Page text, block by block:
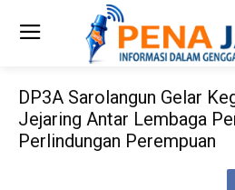
DP3A Sarolangun Gelar
Jejaring Antar Lembaga
Perlindungan Perempuan